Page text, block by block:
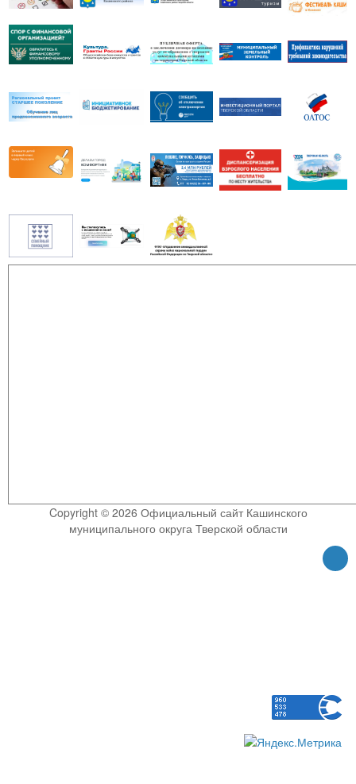
Copyright © 2026 Официальный сайт Кашинского
муниципального округа Тверской области